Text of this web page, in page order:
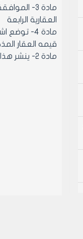
العقارية الرابعة
مادة 4-
قيمه العقار
مادة 2- ينشر هذا القرار في لوحه اعلانات مجلس المدينة ويبلغ من يلزم لتنفيذه اصولا